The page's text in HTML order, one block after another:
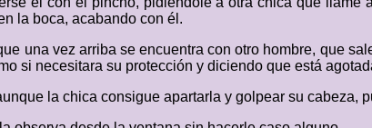
la boca, acabando con él.
una vez arriba se encuentra con otro hombre, que
si necesitara su protección y diciendo que está
la chica consigue apartarla y golpear su cabeza,